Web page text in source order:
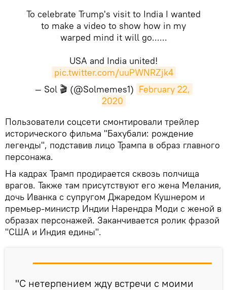
To celebrate Trump's visit to India I wanted
to make a video to show how in my
warped mind it will go......
USA and India united!
pic.twitter.com/uuPWNRZjk4
— Sol 🎬 (@Solmemes1) February 22,
2020
​Пользователи соцсети смонтировали трейлер
исторического фильма "Бахубали: рождение
легенды", подставив лицо Трампа в образ главного
персонажа.
На кадрах Трамп продирается сквозь полчища
врагов. Также там присутствуют его жена Мелания,
дочь Иванка с супругом Джаредом Кушнером и
премьер-министр Индии Нарендра Моди с женой в
образах персонажей. Заканчивается ролик фразой
"США и Индия едины".
"С нетерпением жду встречи с моими